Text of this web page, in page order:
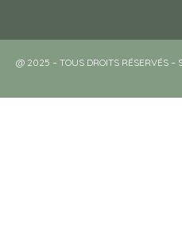
@ 2025 – TOUS DROITS RÉSERVÉS –